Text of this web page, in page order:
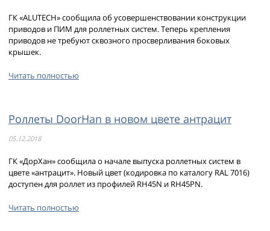
ГК «ALUTECH» сообщила об усовершенствовании конструкции
приводов и ПИМ для роллетных систем. Теперь крепления
приводов не требуют сквозного просверливания боковых
крышек.
Читать полностью
Роллеты DoorHan в новом цвете антрацит
05.12.2018
ГК «ДорХан» сообщила о начале выпуска роллетных систем в
цвете «антрацит». Новый цвет (кодировка по каталогу RAL 7016)
доступен для роллет из профилей RH45N и RH45PN.
Читать полностью